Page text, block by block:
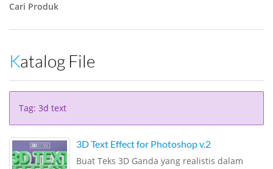
Cari Produk
Katalog File
Tag: 3d text
3D Text Effect for Photoshop v.2
Buat Teks 3D Ganda yang realistis dalam